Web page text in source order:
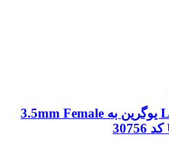
کابل تبدیل Lightning یوگرین به 3.5mm Female